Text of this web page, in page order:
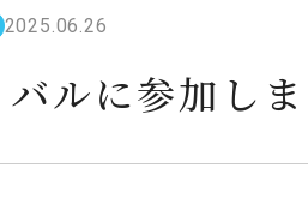
2025.06.26
ルに参加し